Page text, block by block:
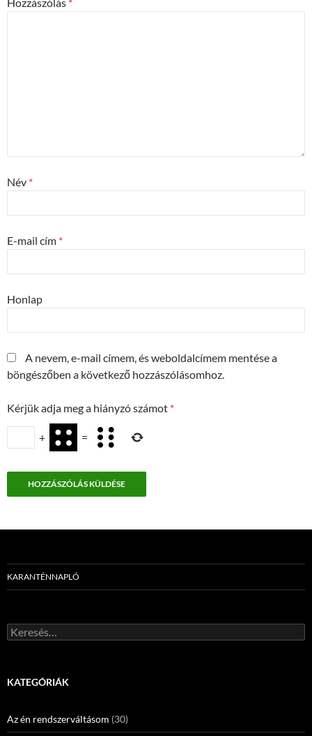
Név *
E-mail cím *
Honlap
A nevem, e-mail címem, és weboldalcímem mentése a
böngészőben a következő hozzászólásomhoz.
Kérjük adja meg a hiányzó számot *
+ =
KARANTÉNNAPLÓ
Keresés:
KATEGÓRIÁK
Az én rendszerváltásom (30)